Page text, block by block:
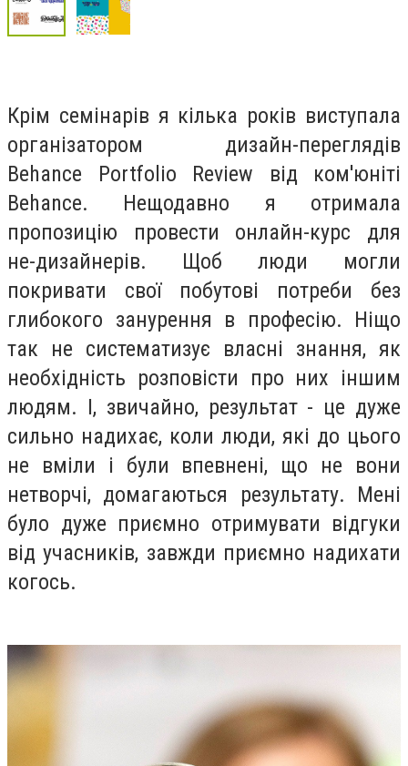
Крім семінарів я кілька років виступала
організатором дизайн-переглядів
Behance Portfolio Review від ком'юніті
Behance. Нещодавно я отримала
пропозицію провести онлайн-курс для
не-дизайнерів. Щоб люди могли
покривати свої побутові потреби без
глибокого занурення в професію. Ніщо
так не систематизує власні знання, як
необхідність розповісти про них іншим
людям. І, звичайно, результат - це дуже
сильно надихає, коли люди, які до цього
не вміли і були впевнені, що не вони
нетворчі, домагаються результату. Мені
було дуже приємно отримувати відгуки
від учасників, завжди приємно надихати
когось.